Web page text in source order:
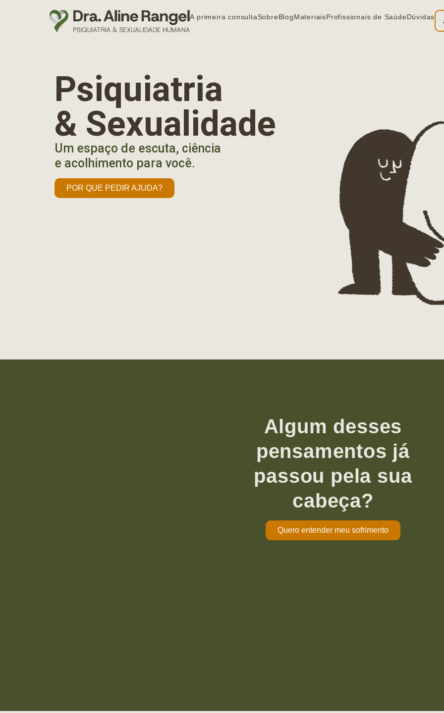
A primeira consultaSobreBlogMateriaisProfissionais de SaúdeDúvidas
Psiquiatria
& Sexualidade
Um espaço de escuta, ciência
e acolhimento para você.
POR QUE PEDIR AJUDA?
Algum desses
pensamentos já
passou pela sua
cabeça?
Quero entender meu sofrimento